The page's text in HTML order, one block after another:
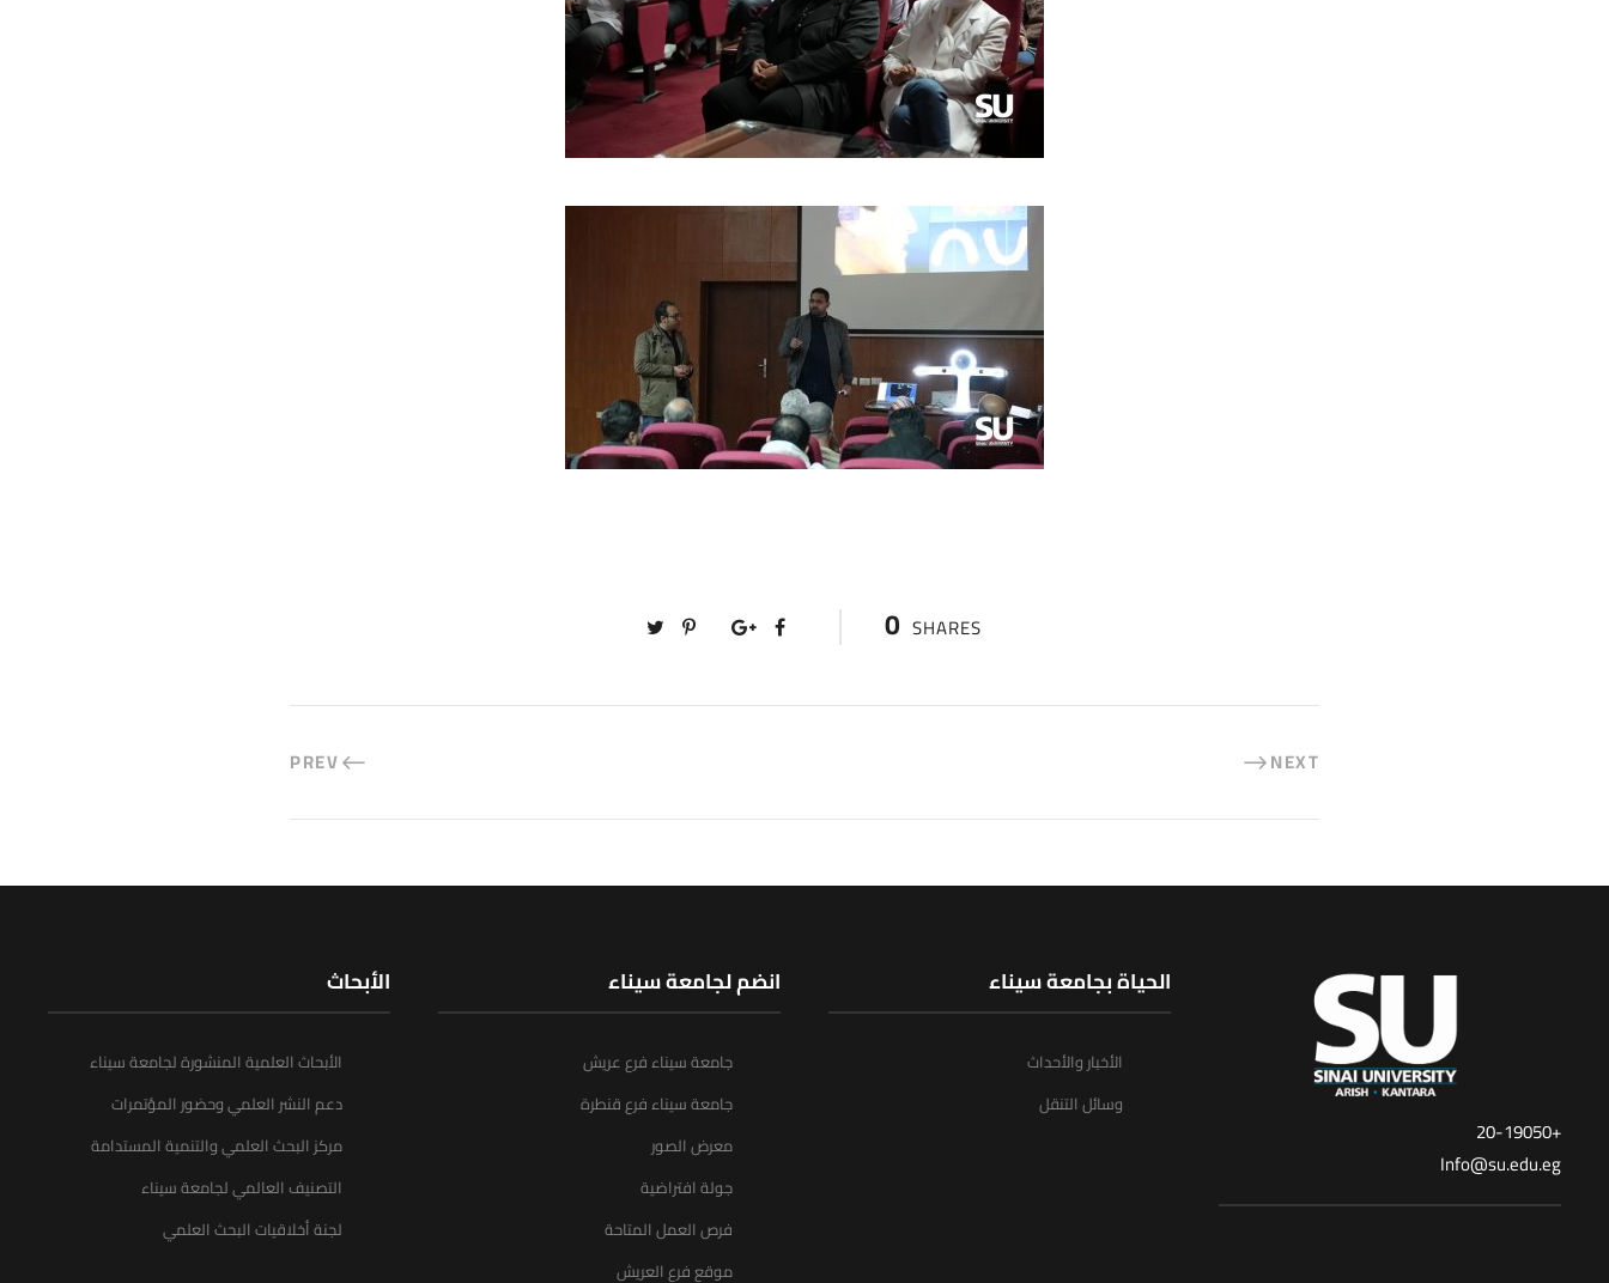
0 SHARES
PREV NEXT
+20-19050
Info@su.edu.eg
الحياة بجامعة سيناء
الأخبار والأحداث
وسائل التنقل
انضم لجامعة سيناء
جامعة سيناء فرع عريش
جامعة سيناء فرع قنطرة
معرض الصور
جولة افتراضية
فرص العمل المتاحة
موقع فرع العريش
الأبحاث
الأبحاث العلمية المنشورة لجامعة سيناء
دعم النشر العلمي وحضور المؤتمرات
مركز البحث العلمي والتنمية المستدامة
التصنيف العالمي لجامعة سيناء
لجنة أخلاقيات البحث العلمي